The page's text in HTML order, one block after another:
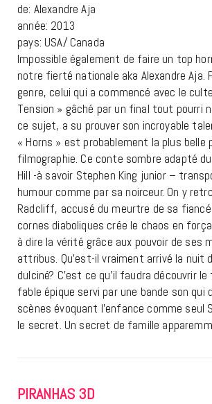
de: Alexandre Aja
année: 2013
pays: USA/ Canada
Impossible également de faire un top
notre fierté nationale aka Alexandre Aja.
genre, celui qui a commencé avec le
Tension » gâché par un final tout pourri
ce sujet, a su prouver son incroyable
« Horns » est probablement la plus belle
filmographie. Ce conte sombre adapté
Hill -à savoir Stephen King junior –
humour comme par sa noirceur. On y
Radcliff, accusé du meurtre de sa
cornes diaboliques crée le chaos en
à dire la vérité grâce aux pouvoir de ses
attribus. Qu’est-il vraiment arrivé la nuit
dulciné? C’est ce qu’il faudra découvrir
fable épique servi par une bande son
scènes évoquant l’enfance comme seul
le secret. Un secret de famille
PIRANHAS 3D